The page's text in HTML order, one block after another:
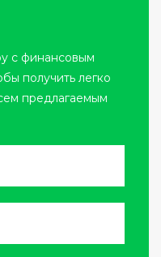
с финансовым
получить легко
предлагаемым